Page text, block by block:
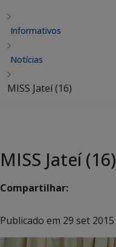
Informativos
Notícias
MISS Jateí (16)
MISS Jateí (16)
Compartilhar:
Publicado em 29 set 2015